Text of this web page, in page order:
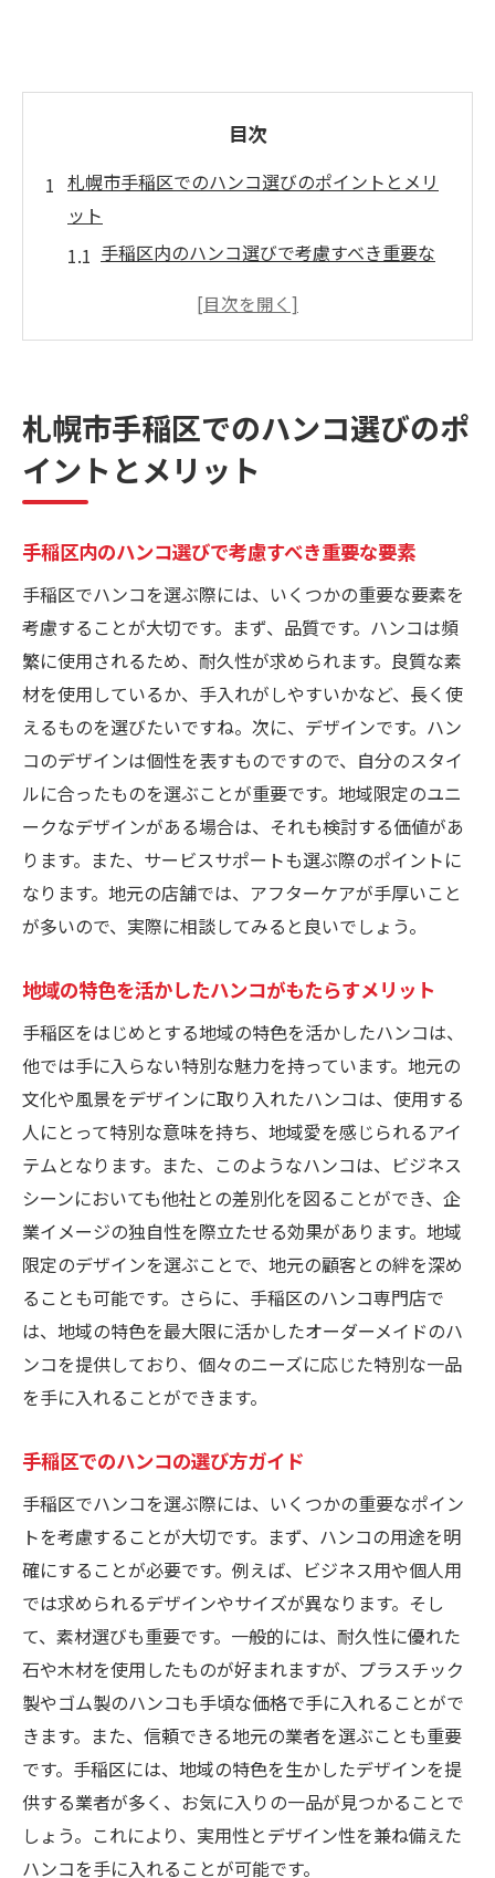
目次
札幌市手稲区でのハンコ選びのポイントとメリ
ット
手稲区内のハンコ選びで考慮すべき重要な
地域の特色を活かしたハンコがもたらすメ
各種用途に合わせたハンコの選択肢
手稲区のハンコ市場のトレンドを探る
品質重視のハンコを選ぶための手稲区でのヒン
信頼性のある印材の選び方
職人技が光るハンコブランドを選ぶ理由
手稲区で見つける、長持ちするハンコ
品質保証があるハンコショップの見極め方
プロが教えるハンコのメンテナンス方法
地域の評判をチェックするためのポイント
手稲区のハンコショップで探す理想の一品
地元で評判のハンコショップを紹介
初心者でも安心のハンコ購入ガイド
方
専門スタッフがいるショップの利点
手稲区で人気のハンコショップランキング
ハンコ購入前に知っておくべきこと
札幌市手稲区での人気ハンコブランド比較
地元で愛されるハンコブランドの特徴
品質とデザイン性で選ぶハンコブランド
手稲区でのブランド人気ランキング
それぞれのブランドの特長を徹底比較
手稲区でしか買えない特別ブランド
ブランド選びがハンコ選びに与える影響
ハンコ選びで失敗しないための手稲区ガイド
手稲区で失敗しないハンコの購入術
選び方のプロが教える失敗しないコツ
目的に応じた最適なハンコ選びの方法
手稲区の失敗しないハンコ選び体験談
購入前に確認すべきハンコの要素
手稲区でのハンコ購入がビジネスに与える影響
信頼を得るためのハンコ選びがもたらす効
果
ビジネス成功に繋がるハンコの選び方
手稲区での企業向けハンコ選びのポイント
印象を左右するハンコデザインの重要性
札幌市手稲区でのハンコ選びのポ
イントとメリット
手稲区内のハンコ選びで考慮すべき重要な要素
手稲区でハンコを選ぶ際には、いくつかの重要な要素を
考慮することが大切です。まず、品質です。ハンコは頻
繁に使用されるため、耐久性が求められます。良質な素
材を使用しているか、手入れがしやすいかなど、長く使
えるものを選びたいですね。次に、デザインです。ハン
コのデザインは個性を表すものですので、自分のスタイ
ルに合ったものを選ぶことが重要です。地域限定のユニ
ークなデザインがある場合は、それも検討する価値があ
ります。また、サービスサポートも選ぶ際のポイントに
なります。地元の店舗では、アフターケアが手厚いこと
が多いので、実際に相談してみると良いでしょう。
地域の特色を活かしたハンコがもたらすメリット
手稲区をはじめとする地域の特色を活かしたハンコは、
他では手に入らない特別な魅力を持っています。地元の
文化や風景をデザインに取り入れたハンコは、使用する
人にとって特別な意味を持ち、地域愛を感じられるアイ
テムとなります。また、このようなハンコは、ビジネス
シーンにおいても他社との差別化を図ることができ、企
業イメージの独自性を際立たせる効果があります。地域
限定のデザインを選ぶことで、地元の顧客との絆を深め
ることも可能です。さらに、手稲区のハンコ専門店で
は、地域の特色を最大限に活かしたオーダーメイドのハ
ンコを提供しており、個々のニーズに応じた特別な一品
を手に入れることができます。
手稲区でのハンコの選び方ガイド
手稲区でハンコを選ぶ際には、いくつかの重要なポイン
トを考慮することが大切です。まず、ハンコの用途を明
確にすることが必要です。例えば、ビジネス用や個人用
では求められるデザインやサイズが異なります。そし
て、素材選びも重要です。一般的には、耐久性に優れた
石や木材を使用したものが好まれますが、プラスチック
製やゴム製のハンコも手頃な価格で手に入れることがで
きます。また、信頼できる地元の業者を選ぶことも重要
です。手稲区には、地域の特色を生かしたデザインを提
供する業者が多く、お気に入りの一品が見つかることで
しょう。これにより、実用性とデザイン性を兼ね備えた
ハンコを手に入れることが可能です。